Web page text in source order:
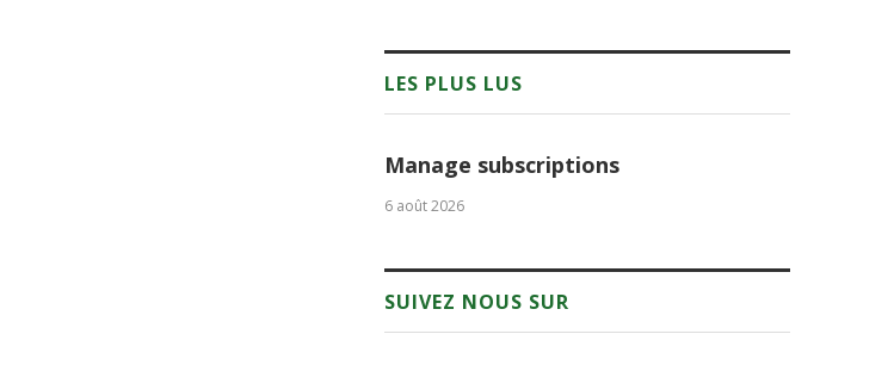
LES PLUS LUS
Manage subscriptions
6 août 2026
SUIVEZ NOUS SUR